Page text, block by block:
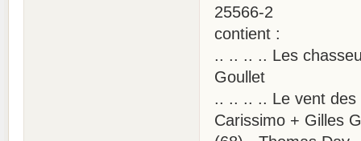
25566-2
contient :
.. .. .. .. Les
Goullet
.. .. .. .. Le vent
Carissimo + Gilles